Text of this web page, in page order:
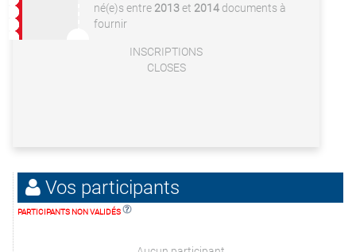
né(e)s entre 2013et 2014 documents à
fournir
INSCRIPTIONS
CLOSES
Vos participants
PARTICIPANTS NON VALIDÉS